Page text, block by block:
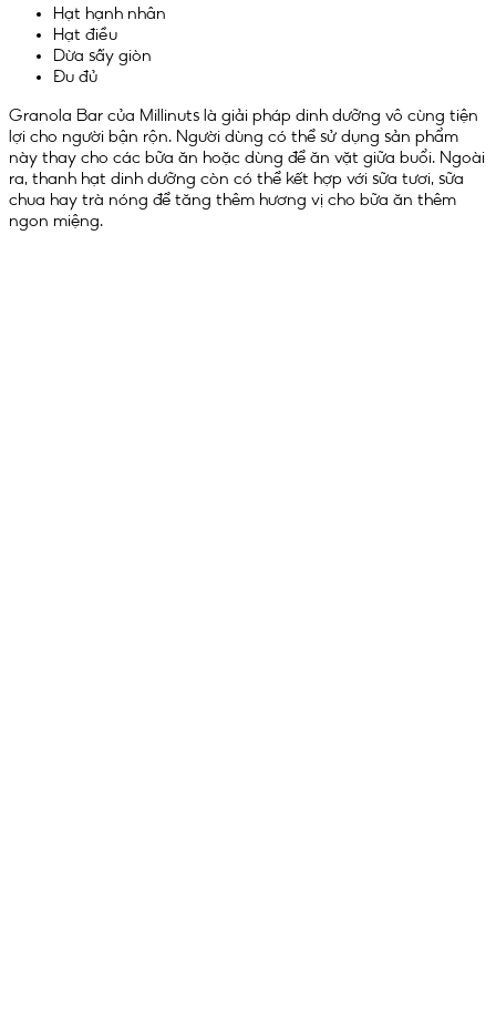
Hạt hạnh nhân
Hạt điều
Dừa sấy giòn
Đu đủ
Granola Bar của Millinuts là giải pháp dinh dưỡng vô cùng tiện
lợi cho người bận rộn. Người dùng có thể sử dụng sản phẩm
này thay cho các bữa ăn hoặc dùng để ăn vặt giữa buổi. Ngoài
ra, thanh hạt dinh dưỡng còn có thể kết hợp với sữa tươi, sữa
chua hay trà nóng để tăng thêm hương vị cho bữa ăn thêm
ngon miệng.